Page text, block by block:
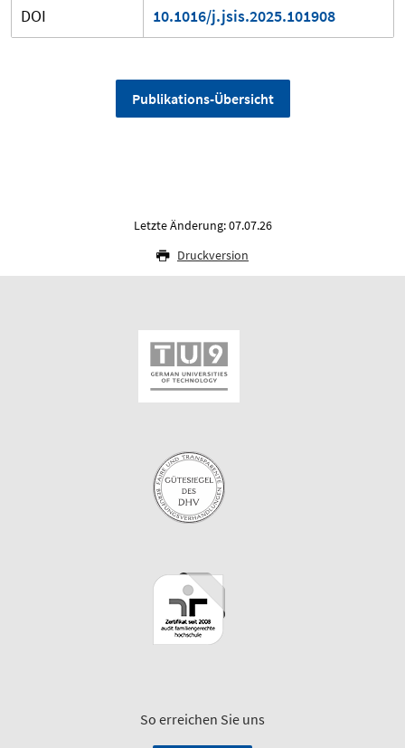
DOI 10.1016/j.jsis.2025.101908
Publikations-Übersicht
Letzte Änderung: 07.07.26
Druckversion
So erreichen Sie uns